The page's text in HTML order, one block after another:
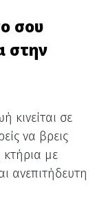
σου
στην
κινείται σε
να βρεις
κτήρια με
ανεπιτήδευτη